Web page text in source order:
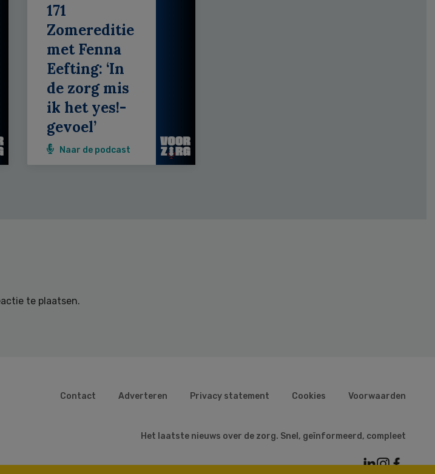
171
Zomereditie
met Fenna
Eefting: ‘In
de zorg mis
ik het yes!-
gevoel’
Naar de podcast
te plaatsen.
Contact Adverteren Privacy statement Cookies Voorwaarden
Het laatste nieuws over de zorg. Snel, geïnformeerd, compleet